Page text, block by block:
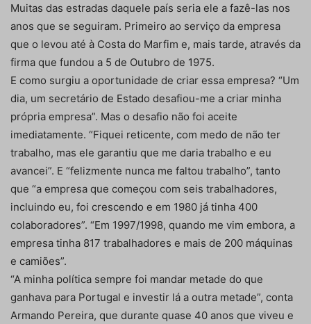
Muitas das estradas daquele país seria ele a fazê-las nos
anos que se seguiram. Primeiro ao serviço da empresa
que o levou até à Costa do Marfim e, mais tarde, através da
firma que fundou a 5 de Outubro de 1975.
E como surgiu a oportunidade de criar essa empresa? “Um
dia, um secretário de Estado desafiou-me a criar minha
própria empresa”. Mas o desafio não foi aceite
imediatamente. “Fiquei reticente, com medo de não ter
trabalho, mas ele garantiu que me daria trabalho e eu
avancei”. E “felizmente nunca me faltou trabalho”, tanto
que “a empresa que começou com seis trabalhadores,
incluindo eu, foi crescendo e em 1980 já tinha 400
colaboradores”. “Em 1997/1998, quando me vim embora, a
empresa tinha 817 trabalhadores e mais de 200 máquinas
e camiões”.
“A minha política sempre foi mandar metade do que
ganhava para Portugal e investir lá a outra metade”, conta
Armando Pereira, que durante quase 40 anos que viveu e